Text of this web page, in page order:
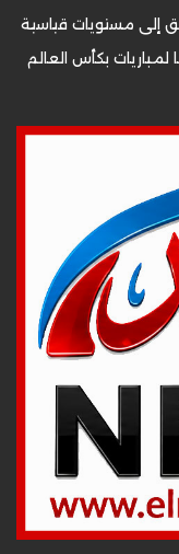
إلى مستويات قياسية
لمباريات بكأس العالم